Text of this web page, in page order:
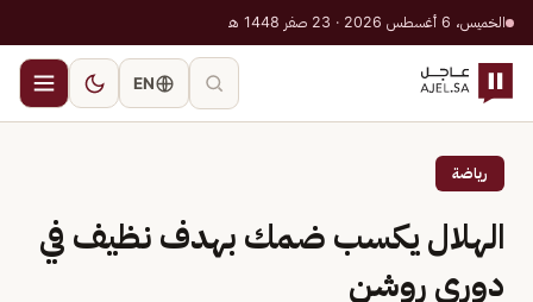
الخميس، 6 أغسطس 2026 · 23 صفر 1448 هـ
EN
رياضة
الهلال يكسب ضمك بهدف نظيف في
دوري روشن